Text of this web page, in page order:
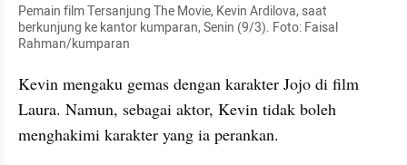
Pemain film Tersanjung The Movie, Kevin Ardilova, saat
berkunjung ke kantor kumparan, Senin (9/3). Foto: Faisal
Rahman/kumparan
Kevin mengaku gemas dengan karakter Jojo di film
Laura. Namun, sebagai aktor, Kevin tidak boleh
menghakimi karakter yang ia perankan.